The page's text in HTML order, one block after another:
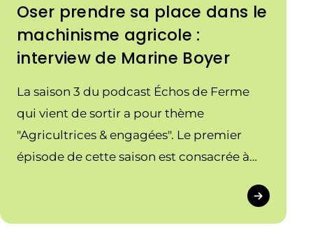
Oser prendre sa place dans le
machinisme agricole :
interview de Marine Boyer
La saison 3 du podcast Échos de Ferme
qui vient de sortir a pour thème
"Agricultrices & engagées". Le premier
épisode de cette saison est consacrée à
comme présidente.